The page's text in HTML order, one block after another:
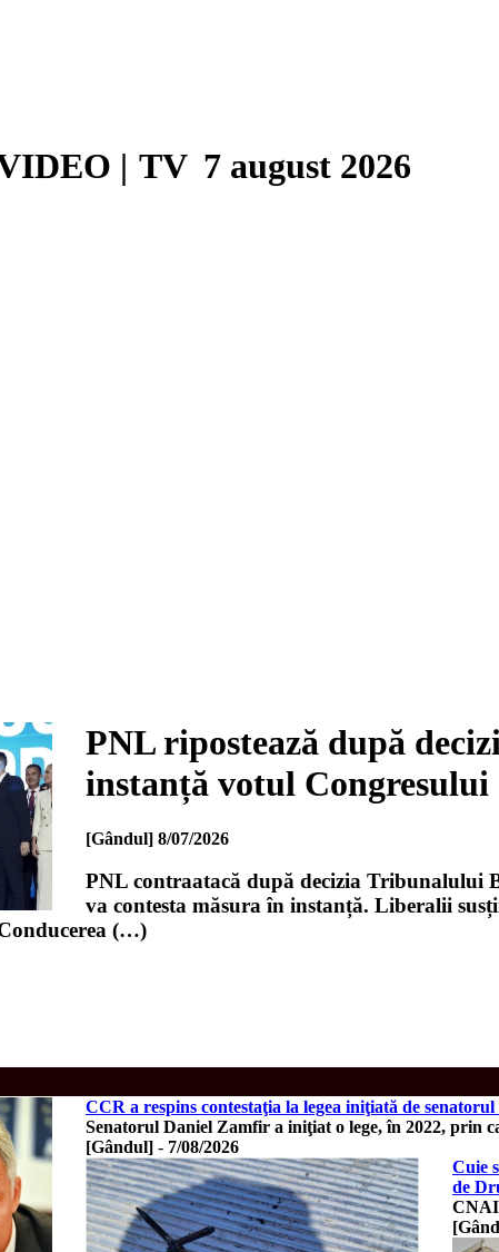
| TV 7 august 2026
PNL ripostează după
instanță votul Congresului
[Gândul] 8/07/2026
PNL contraatacă după decizia Tribunalului
va contesta măsura în instanță. Liberalii
(…)
CCR a respins contestaţia la legea iniţiată de
Senatorul Daniel Zamfir a iniţiat o lege, în 2022, prin
[Gândul] - 7/08/2026
Cuie
de